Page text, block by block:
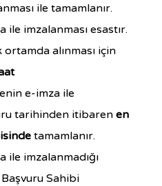
ile tamamlanır.
imzalanması esastır.
alınması için
e-imza ile
tarihinden itibarenen
tamamlanır.
ile imzalanmadığı
Sahibi